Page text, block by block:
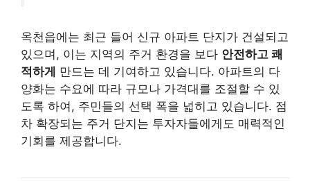
옥천읍에는 최근 들어 신규 아파트 단지가 건설되고
있으며, 이는 지역의 주거 환경을 보다 안전하고 쾌
적하게 만드는 데 기여하고 있습니다. 아파트의 다
양화는 수요에 따라 규모나 가격대를 조절할 수 있
도록 하여, 주민들의 선택 폭을 넓히고 있습니다. 점
차 확장되는 주거 단지는 투자자들에게도 매력적인
기회를 제공합니다.